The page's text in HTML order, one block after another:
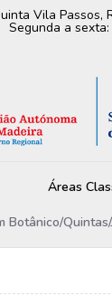
Vila Passos,
Segunda a
Áreas
Botânico/